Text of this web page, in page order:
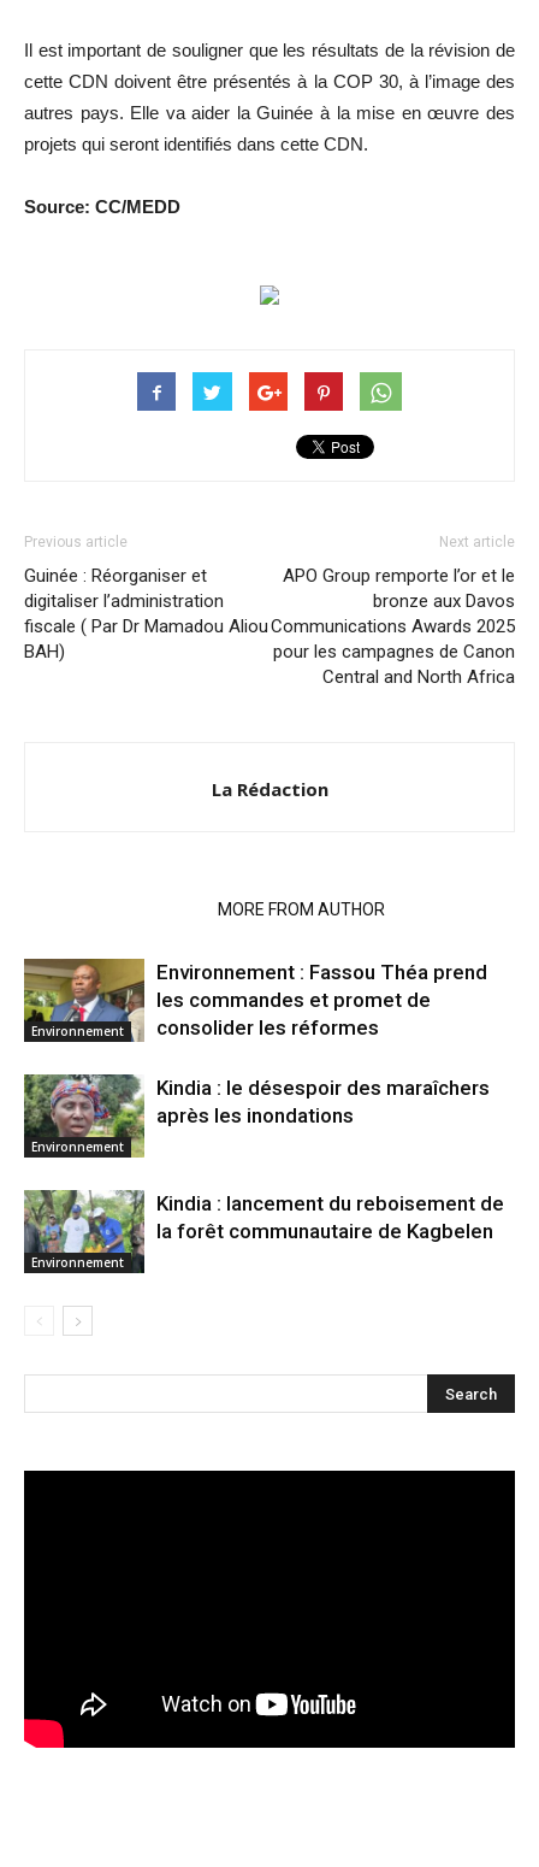
Il est important de souligner que les résultats de la révision de
cette CDN doivent être présentés à la COP 30, à l’image des
autres pays. Elle va aider la Guinée à la mise en œuvre des
projets qui seront identifiés dans cette CDN.
Source: CC/MEDD
Previous article
Guinée : Réorganiser et
digitaliser l’administration
fiscale ( Par Dr Mamadou Aliou
BAH)
Next article
APO Group remporte l’or et le
bronze aux Davos
Communications Awards 2025
pour les campagnes de Canon
Central and North Africa
La Rédaction
MORE FROM AUTHOR
Environnement
Environnement : Fassou Théa prend
les commandes et promet de
consolider les réformes
Environnement
Kindia : le désespoir des maraîchers
après les inondations
Environnement
Kindia : lancement du reboisement de
la forêt communautaire de Kagbelen